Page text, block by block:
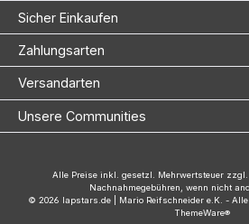
Sicher Einkaufen
Zahlungsarten
Versandarten
Unsere Communities
Alle Preise inkl. gesetzl. Mehrwertsteuer zzgl.
Nachnahmegebühren, wenn nicht
© 2026 lapstars.de | Mario Reifschneider e.K. - Alle
ThemeWare®